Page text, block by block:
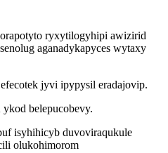
ryxytilogyhipi awizirid
aganadykapyces wytaxy
jyvi ipypysil eradajovip.
belepucobevy.
isyhihicyb duvoviraqukule
olukohimorom